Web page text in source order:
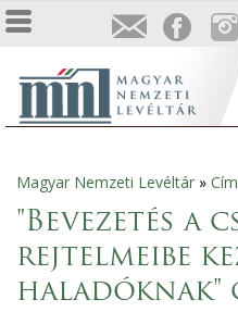
Jelenlegi
hely
Magyar Nemzeti Levéltár »
"Bevezetés a
rejtelmeibe
haladóknak"